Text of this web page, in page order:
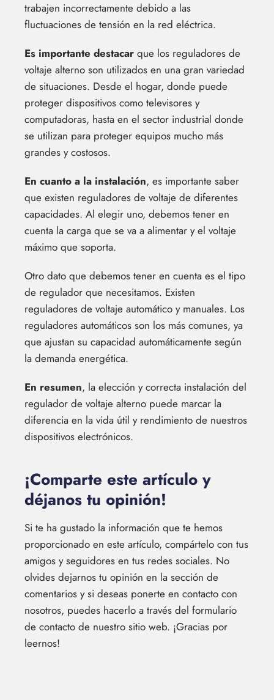
trabajen incorrectamente debido a las
fluctuaciones de tensión en la red eléctrica.
Es importante destacar que los reguladores de
voltaje alterno son utilizados en una gran variedad
de situaciones. Desde el hogar, donde puede
proteger dispositivos como televisores y
computadoras, hasta en el sector industrial donde
se utilizan para proteger equipos mucho más
grandes y costosos.
En cuanto a la instalación, es importante saber
que existen reguladores de voltaje de diferentes
capacidades. Al elegir uno, debemos tener en
cuenta la carga que se va a alimentar y el voltaje
máximo que soporta.
Otro dato que debemos tener en cuenta es el tipo
de regulador que necesitamos. Existen
reguladores de voltaje automático y manuales. Los
reguladores automáticos son los más comunes, ya
que ajustan su capacidad automáticamente según
la demanda energética.
En resumen, la elección y correcta instalación del
regulador de voltaje alterno puede marcar la
diferencia en la vida útil y rendimiento de nuestros
dispositivos electrónicos.
¡Comparte este artículo y
déjanos tu opinión!
Si te ha gustado la información que te hemos
proporcionado en este artículo, compártelo con tus
amigos y seguidores en tus redes sociales. No
olvides dejarnos tu opinión en la sección de
comentarios y si deseas ponerte en contacto con
nosotros, puedes hacerlo a través del formulario
de contacto de nuestro sitio web. ¡Gracias por
leernos!